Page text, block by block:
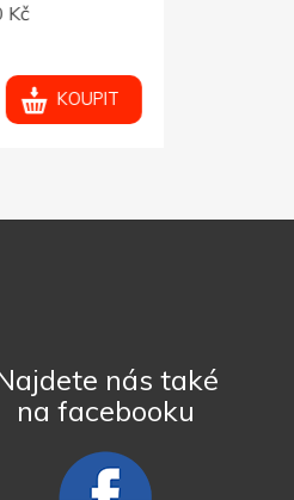
KOUPIT
nás také
na facebooku